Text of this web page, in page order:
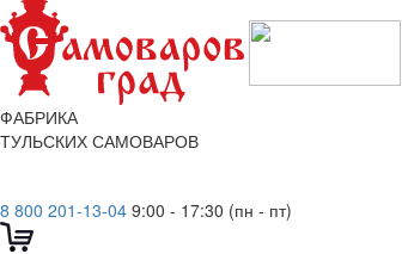
ФАБРИКА
ТУЛЬСКИХ САМОВАРОВ
8 800 201-13-04 9:00 - 17:30 (пн - пт)